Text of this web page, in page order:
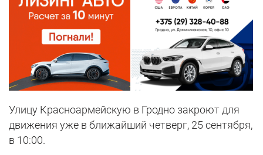
Улицу Красноармейскую в Гродно закроют для
движения уже в ближайший четверг, 25 сентября,
в 10:00.